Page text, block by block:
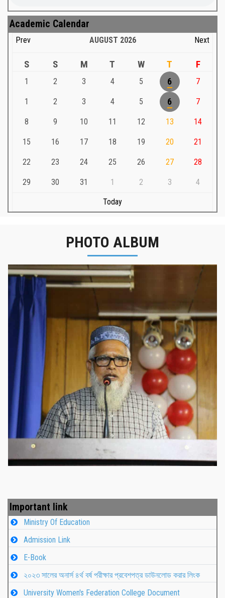
Academic Calendar
Prev AUGUST 2026 Next
S S M T W T F
1 2 3 4 5 6 7
1 2 3 4 5 6 7
8 9 10 11 12 13 14
15 16 17 18 19 20 21
22 23 24 25 26 27 28
29 30 31 1 2 3 4
Today
PHOTO ALBUM
নবীনবরণ - ২০২৫
Important link
Ministry Of Education
Admission Link
E-Book
২০২৩ সালের অনার্স ৪র্থ বর্ষ পরীক্ষার প্রবেশপত্র ডাউনলোড করার লিংক
University Women's Federation College Document